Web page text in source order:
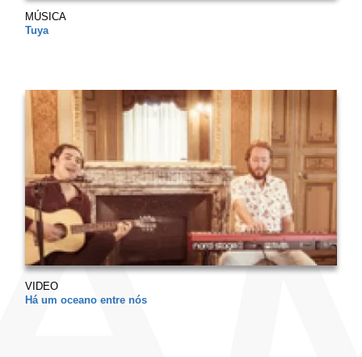
MÚSICA
Tuya
VIDEO
Há um oceano entre nós